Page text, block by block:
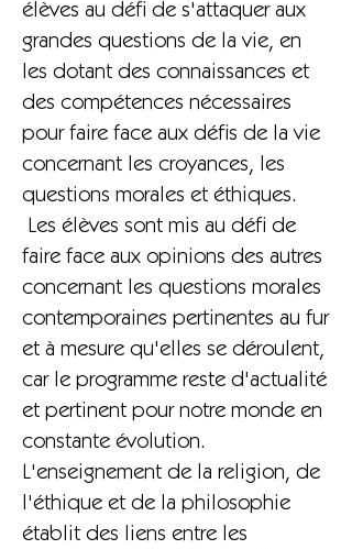
élèves au défi de s'attaquer aux
grandes questions de la vie, en
les dotant des connaissances et
des compétences nécessaires
pour faire face aux défis de la vie
concernant les croyances, les
questions morales et éthiques.
Les élèves sont mis au défi de
faire face aux opinions des autres
concernant les questions morales
contemporaines pertinentes au fur
et à mesure qu'elles se déroulent,
car le programme reste d'actualité
et pertinent pour notre monde en
constante évolution.
L'enseignement de la religion, de
l'éthique et de la philosophie
établit des liens entre les